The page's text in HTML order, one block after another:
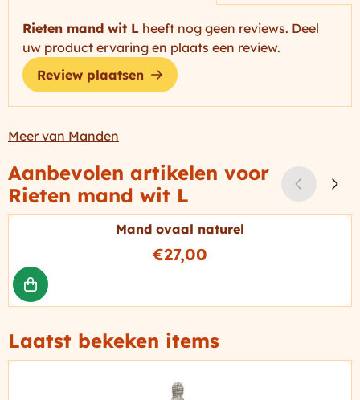
Rieten mand wit L heeft nog geen reviews. Deel
uw product ervaring en plaats een review.
Review plaatsen
Meer van Manden
Aanbevolen artikelen voor
Rieten mand wit L
Mand ovaal naturel
Prijs: 27,00
€27,00
Laatst bekeken items